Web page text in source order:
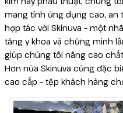
mang tính ứng dụng cao, an
hợp tác với Skinuva – một
tảng y khoa và chứng minh
giúp chúng tôi nâng cao
Hơn nữa Skinuva cũng đặc
cao cấp – tệp khách hàng